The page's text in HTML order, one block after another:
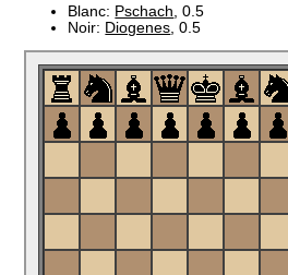
Blanc: Pschach , 0.5
Noir: Diogenes , 0.5